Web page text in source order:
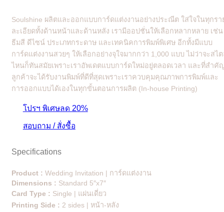
Soulshine ผลิตและออกแบบการ์ดแต่งงานอย่างประณีต ใส่ใจในทุกรา
ละเอียดทั้งด้านหน้าและด้านหลัง เรามีออปชั่นให้เลือกหลากหลาย เช่น
ธีมสี ดีไซน์ ประเภทกระดาษ และเทคนิคการพิมพ์พิเศษ อีกทั้งมีแบบ
การ์ดแต่งงานสวยๆ ให้เลือกอย่างจุใจมากกว่า 1,000 แบบ ไม่ว่าจะสไ
ไหนก็ทันสมัยเพราะเราอัพเดตแบบการ์ดใหม่อยู่ตลอดเวลา และที่สำคั
ลูกค้าจะได้รับงานพิมพ์ที่ดีที่สุดเพราะเราควบคุมคุณภาพการพิมพ์และ
การออกแบบได้เองในทุกขั้นตอนการผลิต (In-house Printing)
โปรฯ พิเศษลด 20%
สอบถาม / สั่งซื้อ
Specifications
Product : Wedding Invitation | การ์ดแต่งงาน
Dimensions : Standard 5″x7″
Card Type : Single | แผ่นเดี่ยว
Printing Side : 2 sides | หน้า-หลัง